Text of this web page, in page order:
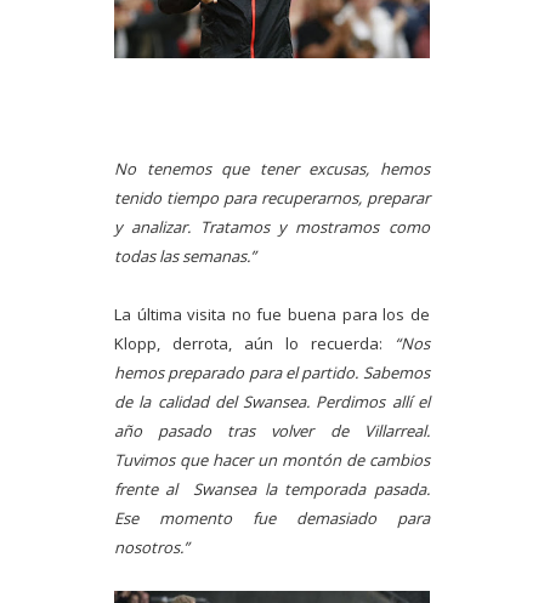
No tenemos que tener excusas, hemos
tenido tiempo para recuperarnos, preparar
y analizar. Tratamos y mostramos como
todas las semanas.”
La última visita no fue buena para los de
Klopp, derrota, aún lo recuerda: “Nos
hemos preparado para el partido. Sabemos
de la calidad del Swansea. Perdimos allí el
año pasado tras volver de Villarreal.
Tuvimos que hacer un montón de cambios
frente al Swansea la temporada pasada.
Ese momento fue demasiado para
nosotros.”